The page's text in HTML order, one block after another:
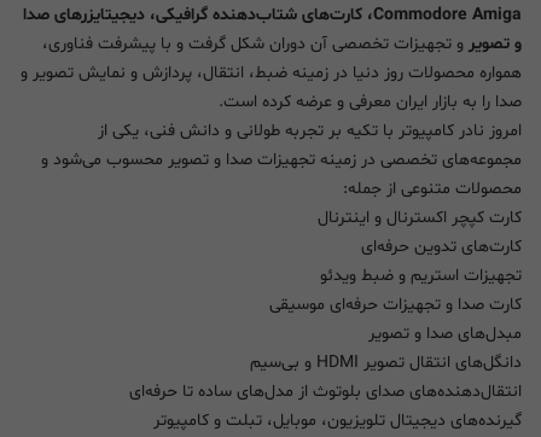
Commodore Amiga، کارت‌های شتاب‌دهنده گرافیکی، دیجیتایزرهای صدا
و تصویر و تجهیزات تخصصی آن دوران شکل گرفت و با پیشرفت فناوری،
همواره محصولات روز دنیا در زمینه ضبط، انتقال، پردازش و نمایش تصویر و
صدا را به بازار ایران معرفی و عرضه کرده است.
امروز نادر کامپیوتر با تکیه بر تجربه طولانی و دانش فنی، یکی از
مجموعه‌های تخصصی در زمینه تجهیزات صدا و تصویر محسوب می‌شود و
محصولات متنوعی از جمله:
کارت کپچر اکسترنال و اینترنال
کارت‌های تدوین حرفه‌ای
تجهیزات استریم و ضبط ویدئو
کارت صدا و تجهیزات حرفه‌ای موسیقی
مبدل‌های صدا و تصویر
دانگل‌های انتقال تصویر HDMI و بی‌سیم
انتقال‌دهنده‌های صدای بلوتوث از مدل‌های ساده تا حرفه‌ای
گیرنده‌های دیجیتال تلویزیون، موبایل، تبلت و کامپیوتر